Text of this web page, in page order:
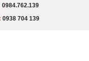
0984.762.139
0938 704 139​